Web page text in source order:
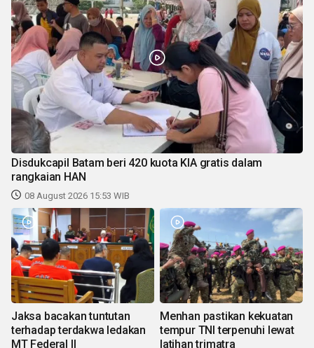
Disdukcapil Batam beri 420 kuota KIA gratis dalam
rangkaian HAN
08 August 2026 15:53 WIB
Jaksa bacakan tuntutan
terhadap terdakwa ledakan
MT Federal II
Menhan pastikan kekuatan
tempur TNI terpenuhi lewat
latihan trimatra